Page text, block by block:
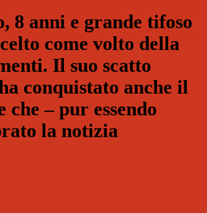
8 anni e grande tifoso
come volto della
Il suo scatto
conquistato anche il
che – pur essendo
la notizia